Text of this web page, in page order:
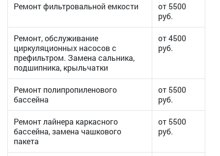
Ремонт фильтровальной емкости
от 5500
руб.
Ремонт, обслуживание
циркуляционных насосов с
префильтром. Замена сальника,
подшипника, крыльчатки
от 4500
руб.
Ремонт полипропиленового
бассейна
от 5500
руб.
Ремонт лайнера каркасного
бассейна, замена чашкового
пакета
от 5500
руб.